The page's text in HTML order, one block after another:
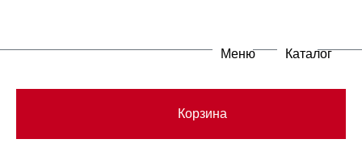
Меню Каталог
Корзина